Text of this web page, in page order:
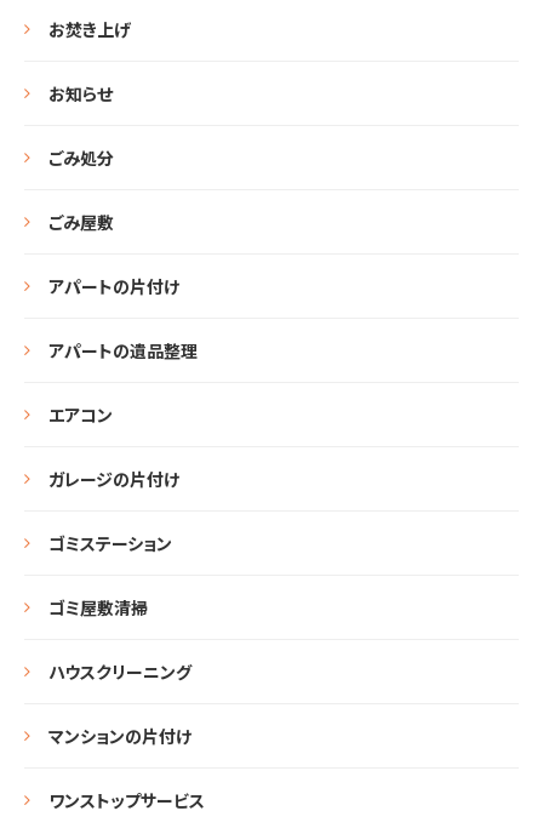
お焚き上げ
お知らせ
ごみ処分
ごみ屋敷
アパートの片付け
アパートの遺品整理
エアコン
ガレージの片付け
ゴミステーション
ゴミ屋敷清掃
ハウスクリーニング
マンションの片付け
ワンストップサービス